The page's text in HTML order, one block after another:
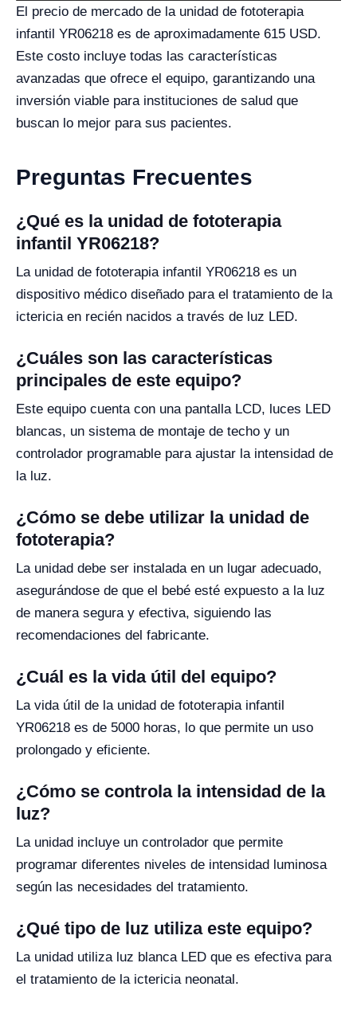
El precio de mercado de la unidad de fototerapia
infantil YR06218 es de aproximadamente 615 USD.
Este costo incluye todas las características
avanzadas que ofrece el equipo, garantizando una
inversión viable para instituciones de salud que
buscan lo mejor para sus pacientes.
Preguntas Frecuentes
¿Qué es la unidad de fototerapia
infantil YR06218?
La unidad de fototerapia infantil YR06218 es un
dispositivo médico diseñado para el tratamiento de la
ictericia en recién nacidos a través de luz LED.
¿Cuáles son las características
principales de este equipo?
Este equipo cuenta con una pantalla LCD, luces LED
blancas, un sistema de montaje de techo y un
controlador programable para ajustar la intensidad de
la luz.
¿Cómo se debe utilizar la unidad de
fototerapia?
La unidad debe ser instalada en un lugar adecuado,
asegurándose de que el bebé esté expuesto a la luz
de manera segura y efectiva, siguiendo las
recomendaciones del fabricante.
¿Cuál es la vida útil del equipo?
La vida útil de la unidad de fototerapia infantil
YR06218 es de 5000 horas, lo que permite un uso
prolongado y eficiente.
¿Cómo se controla la intensidad de la
luz?
La unidad incluye un controlador que permite
programar diferentes niveles de intensidad luminosa
según las necesidades del tratamiento.
¿Qué tipo de luz utiliza este equipo?
La unidad utiliza luz blanca LED que es efectiva para
el tratamiento de la ictericia neonatal.